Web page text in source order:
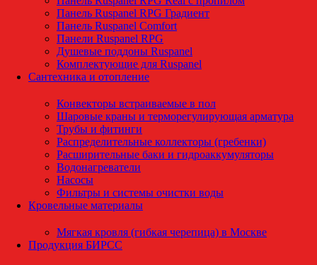
Панель Ruspanel RPG Градиент
Панель Ruspanel Comfort
Панели Ruspanel RPG
Душевые поддоны Ruspanel
Комплектующие для Ruspanel
Сантехника и отопление
Конвекторы встраиваемые в пол
Шаровые краны и терморегулирующая арматура
Трубы и фитинги
Распределительные коллекторы (гребенки)
Расширительные баки и гидроаккумуляторы
Водонагреватели
Насосы
Фильтры и системы очистки воды
Кровельные материалы
Мягкая кровля (гибкая черепица) в Москве
Продукция БИРСС